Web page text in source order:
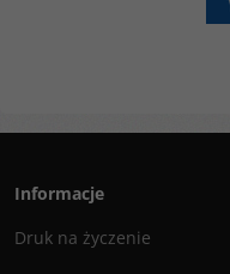
Informacje
Druk na życzenie